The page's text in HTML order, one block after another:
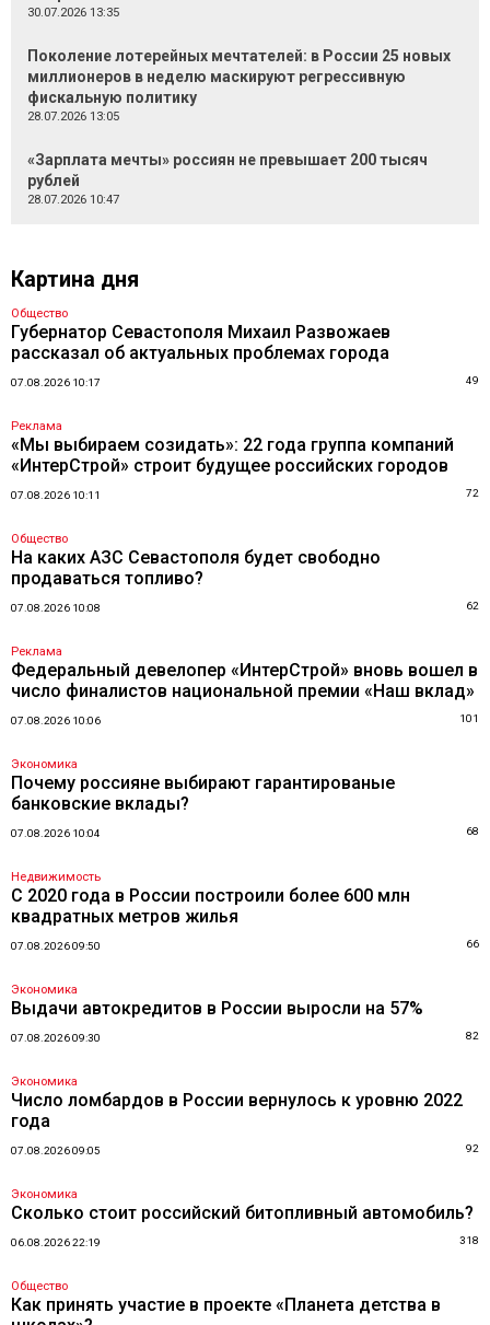
30.07.2026 13:35
Поколение лотерейных мечтателей: в России 25 новых
миллионеров в неделю маскируют регрессивную
фискальную политику
28.07.2026 13:05
«Зарплата мечты» россиян не превышает 200 тысяч
рублей
28.07.2026 10:47
Картина дня
Общество
Губернатор Севастополя Михаил Развожаев
рассказал об актуальных проблемах города
07.08.2026 10:17 49
Реклама
«Мы выбираем созидать»: 22 года группа компаний
«ИнтерСтрой» строит будущее российских городов
07.08.2026 10:11 72
Общество
На каких АЗС Севастополя будет свободно
продаваться топливо?
07.08.2026 10:08 62
Реклама
Федеральный девелопер «ИнтерСтрой» вновь вошел в
число финалистов национальной премии «Наш вклад»
07.08.2026 10:06 101
Экономика
Почему россияне выбирают гарантированые
банковские вклады?
07.08.2026 10:04 68
Недвижимость
С 2020 года в России построили более 600 млн
квадратных метров жилья
07.08.2026 09:50 66
Экономика
Выдачи автокредитов в России выросли на 57%
07.08.2026 09:30 82
Экономика
Число ломбардов в России вернулось к уровню 2022
года
07.08.2026 09:05 92
Экономика
Сколько стоит российский битопливный автомобиль?
06.08.2026 22:19 318
Общество
Как принять участие в проекте «Планета детства в